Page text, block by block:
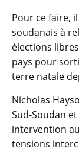
Pour ce faire,
soudanais à
élections
pays pour
terre natale
Nicholas
Sud-Soudan
intervention
tensions